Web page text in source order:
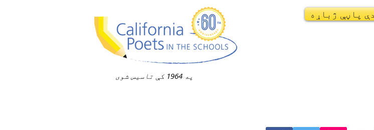
په 1964 کې تاسیس شوی